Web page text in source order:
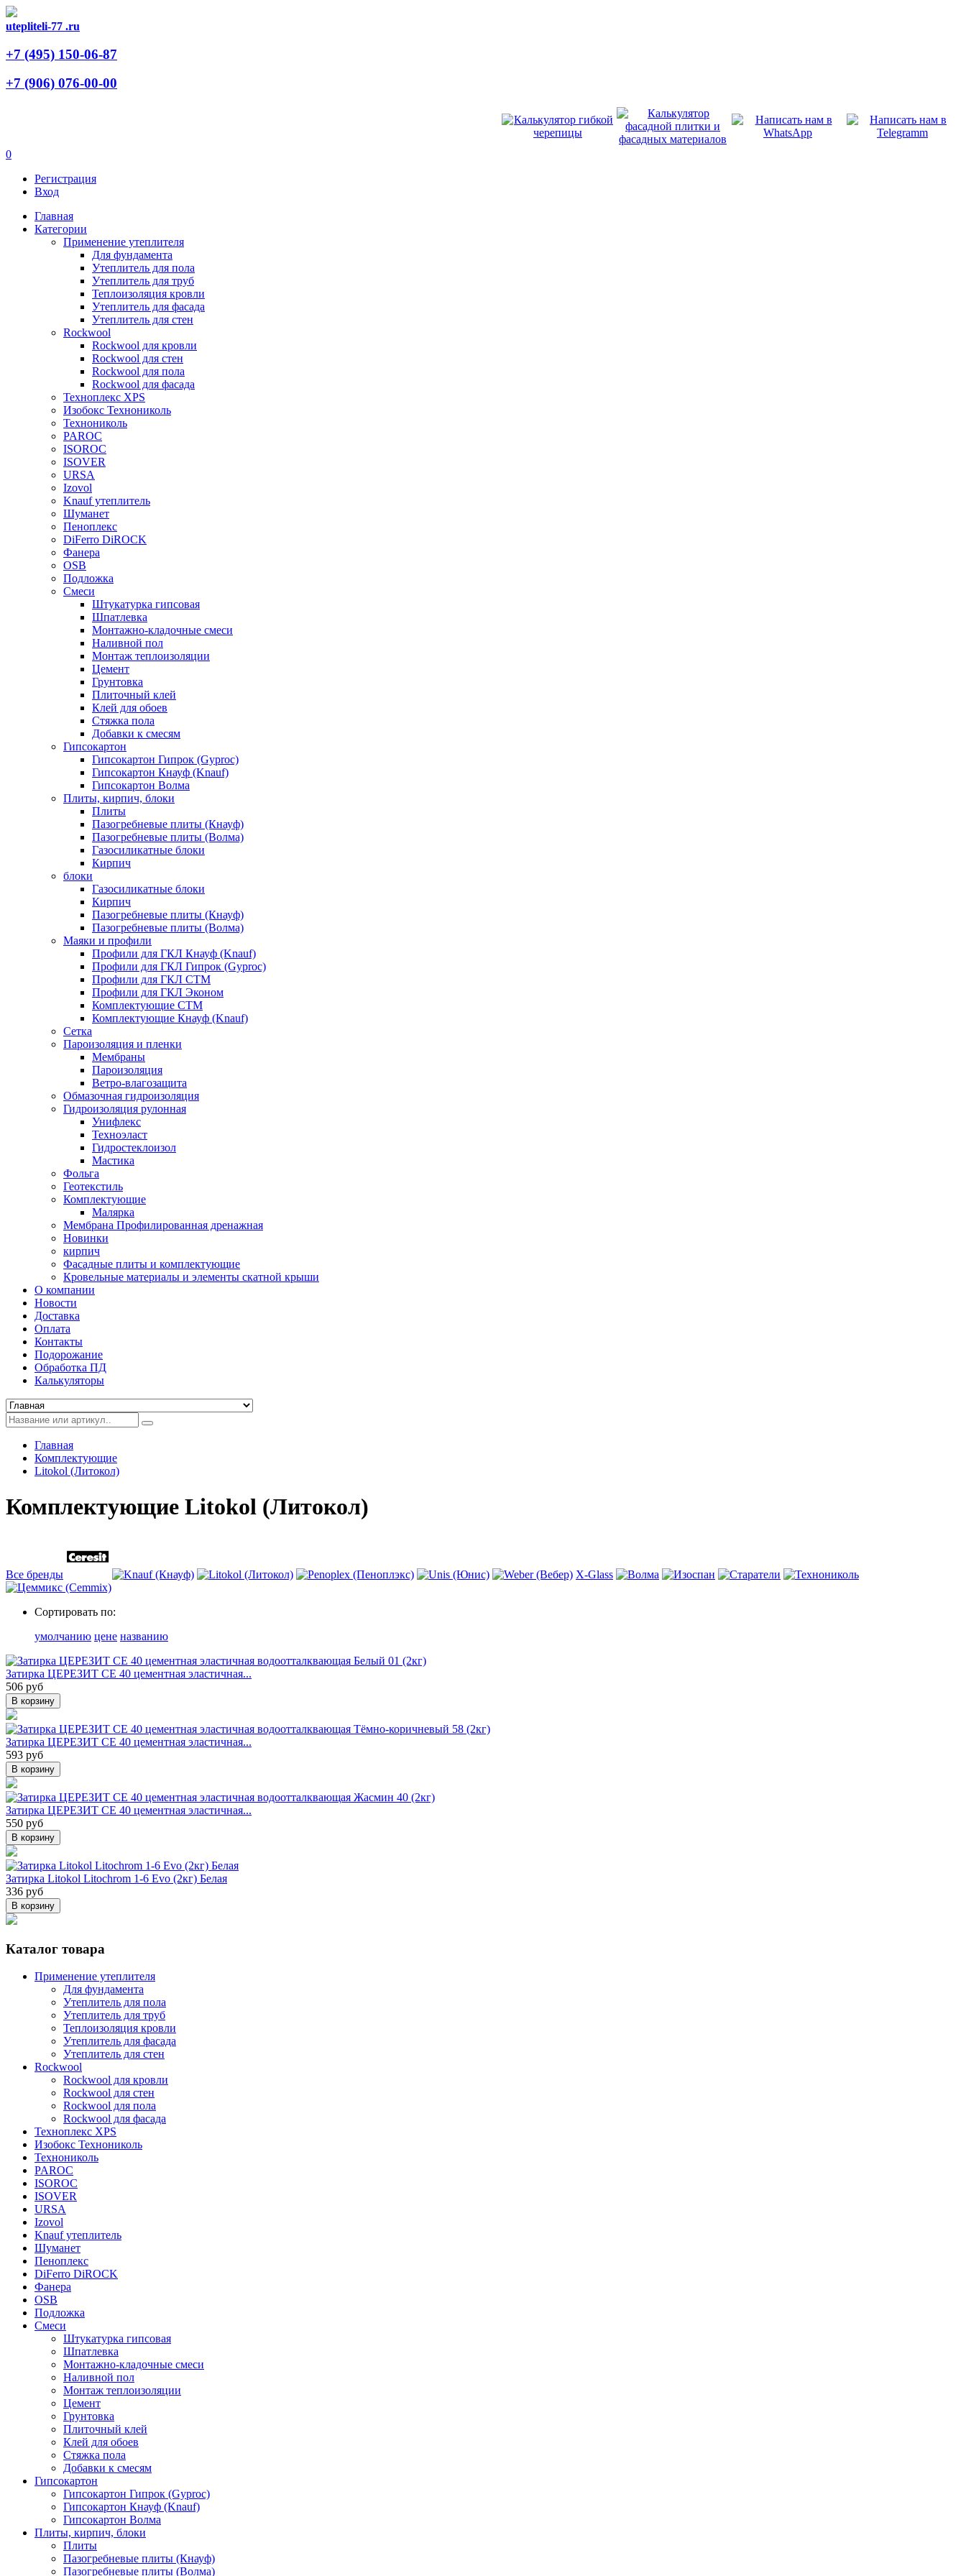
utepliteli-77 .ru
+7 (495) 150-06-87
+7 (906) 076-00-00
0
Регистрация
Вход
Главная
Категории
Применение утеплителя
Для фундамента
Утеплитель для пола
Утеплитель для труб
Теплоизоляция кровли
Утеплитель для фасада
Утеплитель для стен
Rockwool
Rockwool для кровли
Rockwool для стен
Rockwool для пола
Rockwool для фасада
Техноплекс XPS
Изобокс Технониколь
Технониколь
PAROC
ISOROC
ISOVER
URSA
Izovol
Knauf утеплитель
Шуманет
Пеноплекс
DiFerro DiROCK
Фанера
OSB
Подложка
Смеси
Штукатурка гипсовая
Шпатлевка
Монтажно-кладочные смеси
Наливной пол
Монтаж теплоизоляции
Цемент
Грунтовка
Плиточный клей
Клей для обоев
Стяжка пола
Добавки к смесям
Гипсокартон
Гипсокартон Гипрок (Gyproc)
Гипсокартон Кнауф (Knauf)
Гипсокартон Волма
Плиты, кирпич, блоки
Плиты
Пазогребневые плиты (Кнауф)
Пазогребневые плиты (Волма)
Газосиликатные блоки
Кирпич
блоки
Газосиликатные блоки
Кирпич
Пазогребневые плиты (Кнауф)
Пазогребневые плиты (Волма)
Маяки и профили
Профили для ГКЛ Кнауф (Knauf)
Профили для ГКЛ Гипрок (Gyproc)
Профили для ГКЛ СТМ
Профили для ГКЛ Эконом
Комплектующие СТМ
Комплектующие Кнауф (Knauf)
Сетка
Пароизоляция и пленки
Мембраны
Пароизоляция
Ветро-влагозащита
Обмазочная гидроизоляция
Гидроизоляция рулонная
Унифлекс
Техноэласт
Гидростеклоизол
Мастика
Фольга
Геотекстиль
Комплектующие
Малярка
Мембрана Профилированная дренажная
Новинки
кирпич
Фасадные плиты и комплектующие
Кровельные материалы и элементы скатной крыши
О компании
Новости
Доставка
Оплата
Контакты
Подорожание
Обработка ПД
Калькуляторы
Главная
Комплектующие
Litokol (Литокол)
Комплектующие Litokol (Литокол)
Все бренды X-Glass
Сортировать по:
умолчанию цене названию
Затирка ЦЕРЕЗИТ CE 40 цементная эластичная...
506 руб
В корзину
Затирка ЦЕРЕЗИТ CE 40 цементная эластичная...
593 руб
В корзину
Затирка ЦЕРЕЗИТ CE 40 цементная эластичная...
550 руб
В корзину
Затирка Litokol Litochrom 1-6 Evo (2кг) Белая
336 руб
В корзину
Каталог товара
Применение утеплителя
Для фундамента
Утеплитель для пола
Утеплитель для труб
Теплоизоляция кровли
Утеплитель для фасада
Утеплитель для стен
Rockwool
Rockwool для кровли
Rockwool для стен
Rockwool для пола
Rockwool для фасада
Техноплекс XPS
Изобокс Технониколь
Технониколь
PAROC
ISOROC
ISOVER
URSA
Izovol
Knauf утеплитель
Шуманет
Пеноплекс
DiFerro DiROCK
Фанера
OSB
Подложка
Смеси
Штукатурка гипсовая
Шпатлевка
Монтажно-кладочные смеси
Наливной пол
Монтаж теплоизоляции
Цемент
Грунтовка
Плиточный клей
Клей для обоев
Стяжка пола
Добавки к смесям
Гипсокартон
Гипсокартон Гипрок (Gyproc)
Гипсокартон Кнауф (Knauf)
Гипсокартон Волма
Плиты, кирпич, блоки
Плиты
Пазогребневые плиты (Кнауф)
Пазогребневые плиты (Волма)